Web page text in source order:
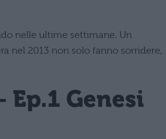
nelle ultime settimane. Un
nel 2013 non solo fanno sorridere,
Ep.1 Genesi